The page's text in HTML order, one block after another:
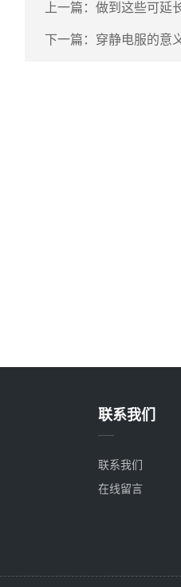
上一篇： 做到这些可延
下一篇： 穿静电服的意
联系我们
联系我们
在线留言